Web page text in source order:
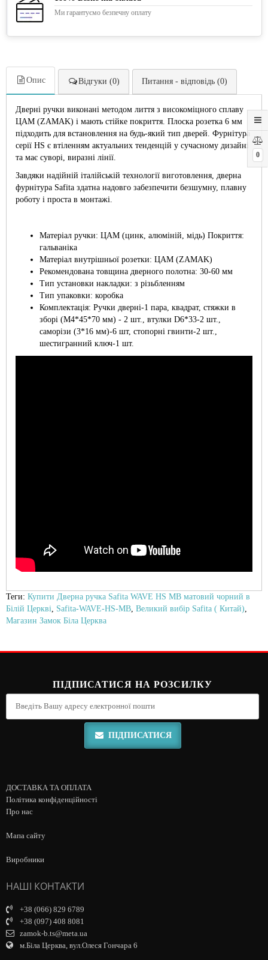
0
Ми гарантуємо безпечну оплату
Опис Відгуки (0) Питання - відповідь (0)
Дверні ручки виконані методом лиття з високоміцного сплаву
ЦАМ (ZAMAK) і мають стійке покриття. Плоска розетка 6 мм
підходить для встановлення на будь-який тип дверей. Фурнітура
серії HS є втіленням актуальних тенденцій у сучасному дизайні
та має суворі, виразні лінії.
Завдяки надійній італійській технології виготовлення, дверна
фурнітура Safita здатна надовго забезпечити безшумну, плавну
роботу і проста в монтажі.
Матеріал ручки: ЦАМ (цинк, алюміній, мідь) Покриття:
гальваніка
Матеріал внутрішньої розетки: ЦАМ (ZAMAK)
Рекомендована товщина дверного полотна: 30-60 мм
Тип установки накладки: з різьбленням
Тип упаковки: коробка
Комплектація: Ручки дверні-1 пара, квадрат, стяжки в
зборі (М4*45*70 мм) - 2 шт., втулки D6*33-2 шт.,
саморізи (3*16 мм)-6 шт, стопорні гвинти-2 шт.,
шестигранний ключ-1 шт.
Теги: Купити Дверна ручка Safita WAVE HS MB матовий чорний в
Білій Церкві
Safita-WAVE-HS-MB Великий вибір Safita ( Китай)
Магазин Замок Біла Церква
ПІДПИСАТИСЯ НА РОЗСИЛКУ
ПІДПИСАТИСЯ
ДОСТАВКА ТА ОПЛАТА
Політика конфіденційності
Про нас
Мапа сайту
Виробники
НАШІ КОНТАКТИ
+38 (066) 829 6789
+38 (097) 408 8081
zamok-b.ts@meta.ua
м.Біла Церква, вул.Олеся Гончара 6